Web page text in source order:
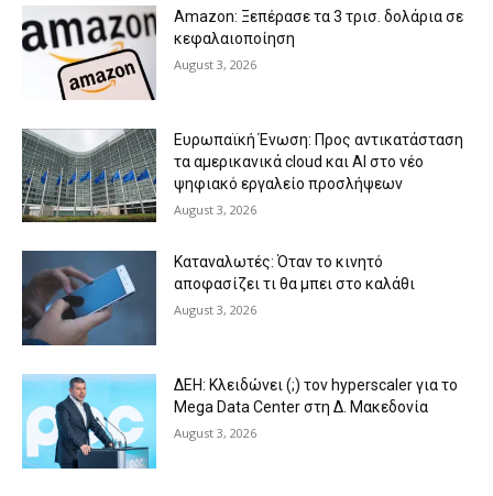
Amazon: Ξεπέρασε τα 3 τρισ. δολάρια σε
κεφαλαιοποίηση
August 3, 2026
Ευρωπαϊκή Ένωση: Προς αντικατάσταση
τα αμερικανικά cloud και AI στο νέο
ψηφιακό εργαλείο προσλήψεων
August 3, 2026
Καταναλωτές: Όταν το κινητό
αποφασίζει τι θα μπει στο καλάθι
August 3, 2026
ΔΕΗ: Κλειδώνει (;) τον hyperscaler για το
Mega Data Center στη Δ. Μακεδονία
August 3, 2026